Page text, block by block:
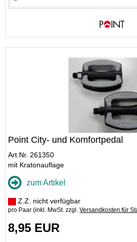
Point City- und Komfortpedal
Art.Nr. 261350
mit Kratonauflage
zum Artikel
Z.Z. nicht verfügbar
pro Paar (inkl. MwSt. zzgl. Versandkosten für
8,95 EUR